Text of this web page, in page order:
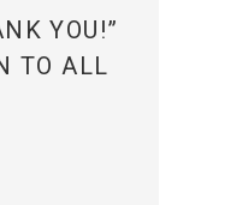
YOU!”
TO ALL